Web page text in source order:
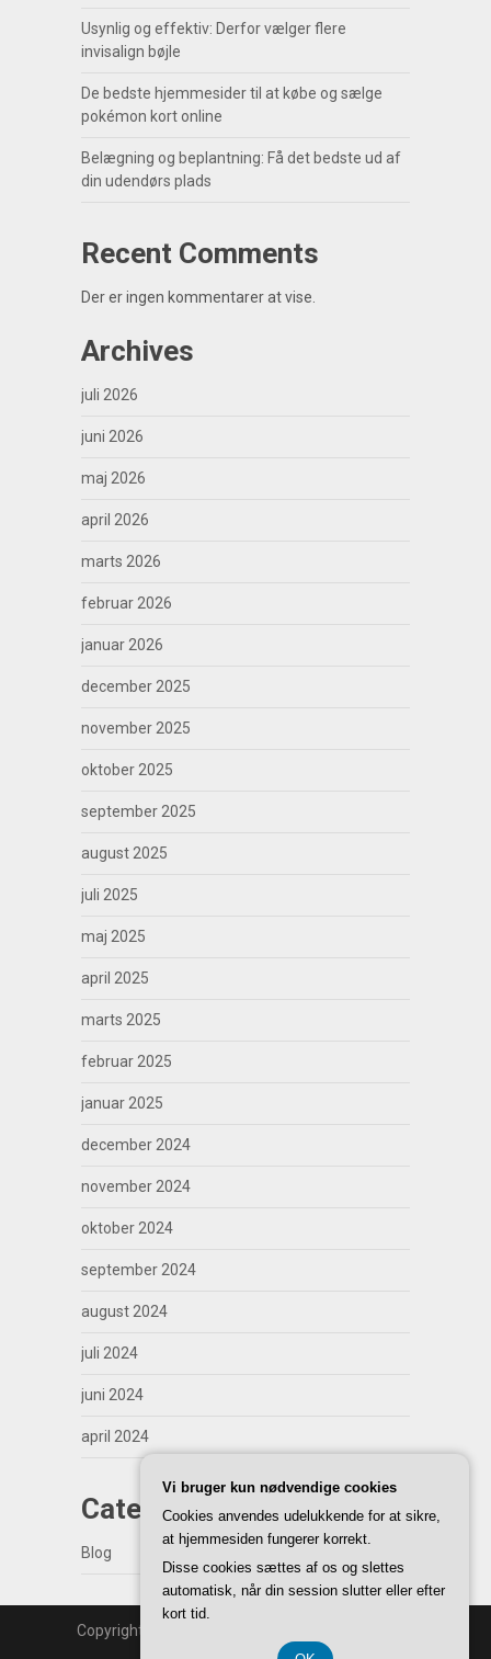
Usynlig og effektiv: Derfor vælger flere
invisalign bøjle
De bedste hjemmesider til at købe og sælge
pokémon kort online
Belægning og beplantning: Få det bedste ud af
din udendørs plads
Recent Comments
Der er ingen kommentarer at vise.
Archives
juli 2026
juni 2026
maj 2026
april 2026
marts 2026
februar 2026
januar 2026
december 2025
november 2025
oktober 2025
september 2025
august 2025
juli 2025
maj 2025
april 2025
marts 2025
februar 2025
januar 2025
december 2024
november 2024
oktober 2024
september 2024
august 2024
juli 2024
juni 2024
april 2024
Categories
Blog
Copyright | WordPress Theme by
Back to Top ↑
Vi bruger kun nødvendige cookies
Cookies anvendes udelukkende for at sikre,
at hjemmesiden fungerer korrekt.
Disse cookies sættes af os og slettes
automatisk, når din session slutter eller efter
kort tid.